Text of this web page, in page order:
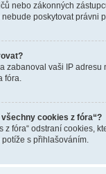
nebo zákonných
poskytovat právni
zabanoval vaši IP
fóra.
cookies z fóra“?
z fóra“ odstraní cookies,
s přihlašováním.